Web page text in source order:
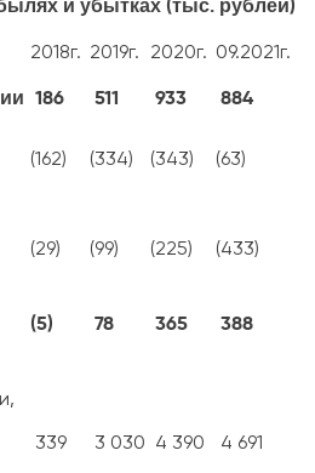
и убытках (тыс. рублей)
2018г. 2019г. 2020г. 09.2021г.
186 511 933 884
(162) (334) (343) (63)
(29) (99) (225) (433)
(5) 78 365 388
339 3 030 4 390 4 691